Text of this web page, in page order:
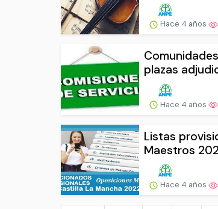
Hace 4 años
plazas
Hace 4 años
Listas
Maestros
Hace 4 años